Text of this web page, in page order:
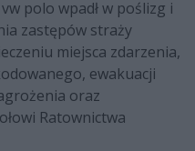
polo wpadł w poślizg i
zastępów straży
miejsca zdarzenia,
ewakuacji
oraz
Ratownictwa